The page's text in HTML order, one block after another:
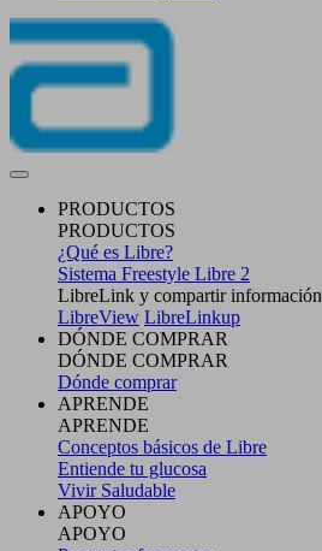
PRODUCTOS
PRODUCTOS
¿Qué es Libre?
Sistema Freestyle Libre 2
LibreLink y compartir información
LibreView LibreLinkup
DÓNDE COMPRAR
DÓNDE COMPRAR
Dónde comprar
APRENDE
APRENDE
Conceptos básicos de Libre
Entiende tu glucosa
Vivir Saludable
APOYO
APOYO